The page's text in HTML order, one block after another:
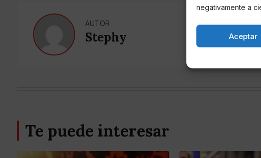
negativamente a
Aceptar
AUTOR
Stephy
Te puede interesar